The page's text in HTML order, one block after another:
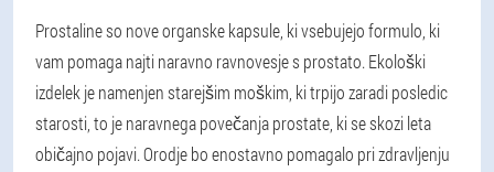
Prostaline so nove organske kapsule, ki vsebujejo formulo, ki
vam pomaga najti naravno ravnovesje s prostato. Ekološki
izdelek je namenjen starejšim moškim, ki trpijo zaradi posledic
starosti, to je naravnega povečanja prostate, ki se skozi leta
običajno pojavi. Orodje bo enostavno pomagalo pri zdravljenju